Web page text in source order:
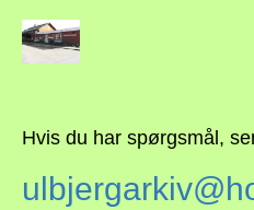
Hvis du har spørgsmål,